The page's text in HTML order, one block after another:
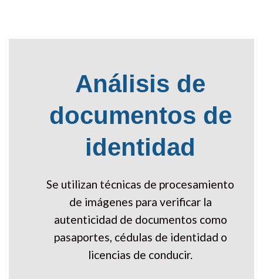
Análisis de
documentos de
identidad
Se utilizan técnicas de procesamiento
de imágenes para verificar la
autenticidad de documentos como
pasaportes, cédulas de identidad o
licencias de conducir.